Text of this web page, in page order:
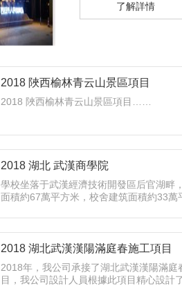
了解詳情
2018 陜西榆林青云山景區項目
2018 陜西榆林青云山景區項目……
2018 湖北 武漢商學院
學校坐落于武漢經濟技術開發區后官湖畔
面積約67萬平方米，校舍建筑面積約33萬
為主，設計樓體采用的是線條燈輪廓勾勒
的效果，達到……
2018 湖北武漢漢陽滿庭春施工項目
2018年，我公司承接了湖北武漢漢陽滿庭
目，我公司設計人員根據此項目精心設計